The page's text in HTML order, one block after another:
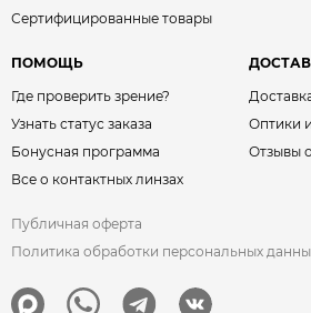
Сертифицированные товары
ПОМОЩЬ
Где проверить зрение?
Узнать статус заказа
Бонусная программа
Все о контактных линзах
Оптики
Отзывы
Публичная оферта
Политика обработки персональных